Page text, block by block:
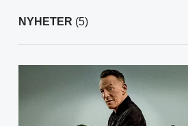
NYHETER (5)